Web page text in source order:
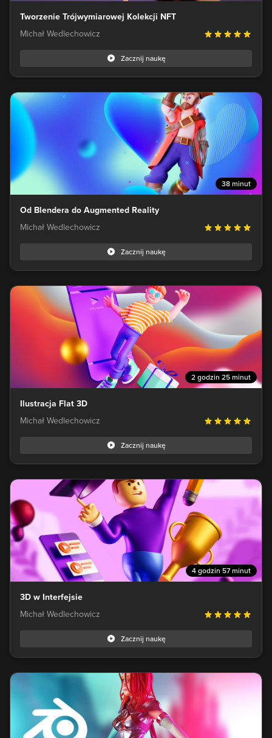
Tworzenie Trójwymiarowej Kolekcji NFT
Michał Wedlechowicz
Zacznij naukę
38 minut
Od Blendera do Augmented Reality
Michał Wedlechowicz
Zacznij naukę
2 godzin 25 minut
Ilustracja Flat 3D
Michał Wedlechowicz
Zacznij naukę
4 godzin 57 minut
3D w Interfejsie
Michał Wedlechowicz
Zacznij naukę